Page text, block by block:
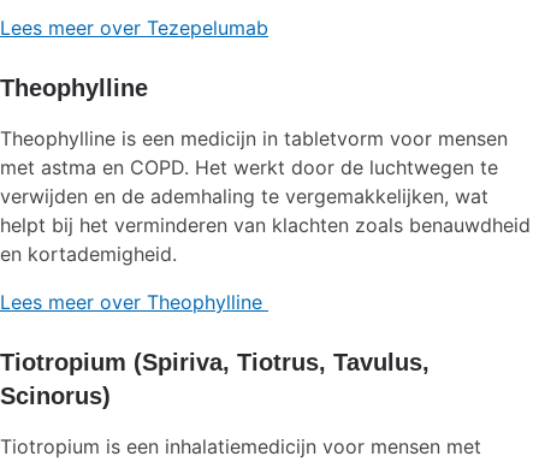
Lees meer over Tezepelumab
Theophylline
Theophylline is een medicijn in tabletvorm voor mensen
met astma en COPD. Het werkt door de luchtwegen te
verwijden en de ademhaling te vergemakkelijken, wat
helpt bij het verminderen van klachten zoals benauwdheid
en kortademigheid.
Lees meer over Theophylline
Tiotropium (Spiriva, Tiotrus, Tavulus,
Scinorus)
Tiotropium is een inhalatiemedicijn voor mensen met